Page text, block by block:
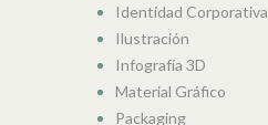
Identidad Corporativa
Ilustración
Infografía 3D
Material Gráfico
Packaging